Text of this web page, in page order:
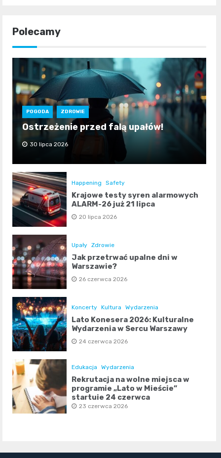
Polecamy
POGODA ZDROWIE
Ostrzeżenie przed falą upałów!
30 lipca 2026
Happening Safety
Krajowe testy syren alarmowych
ALARM-26 już 21 lipca
20 lipca 2026
Upały Zdrowie
Jak przetrwać upalne dni w
Warszawie?
26 czerwca 2026
Koncerty Kultura Wydarzenia
Lato Konesera 2026: Kulturalne
Wydarzenia w Sercu Warszawy
24 czerwca 2026
Edukacja Wydarzenia
Rekrutacja na wolne miejsca w
programie „Lato w Mieście”
startuje 24 czerwca
23 czerwca 2026